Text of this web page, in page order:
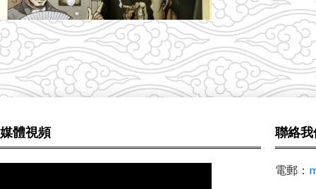
媒體視頻 聯絡我
電郵：